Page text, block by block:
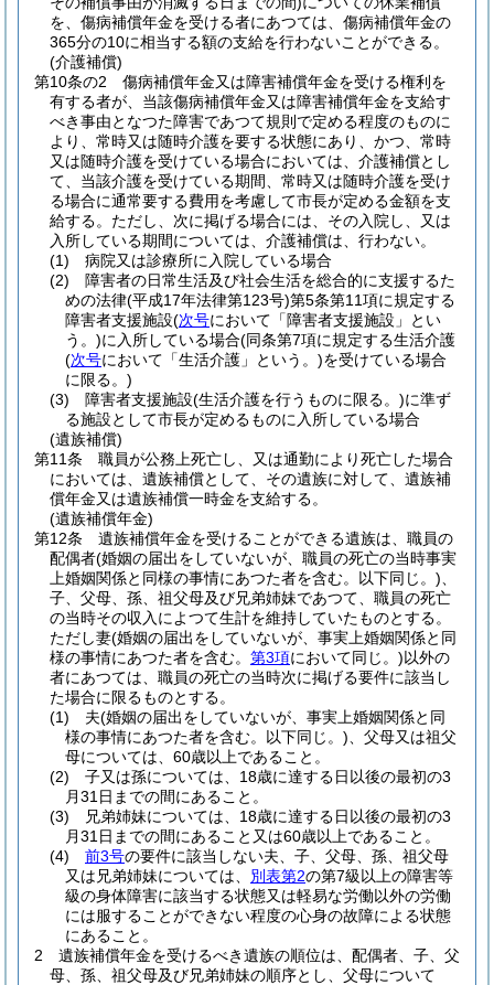
を、傷病補償年金を受ける者にあつては、傷病補償年金の
365分の10に相当する額の支給を行わないことができる。
(介護補償)
第10条の2
傷病補償年金又は障害補償年金を受ける権利を
有する者が、当該傷病補償年金又は障害補償年金を支給す
べき事由となつた障害であつて規則で定める程度のものに
より、常時又は随時介護を要する状態にあり、かつ、常時
又は随時介護を受けている場合においては、介護補償とし
て、当該介護を受けている期間、常時又は随時介護を受け
る場合に通常要する費用を考慮して市長が定める金額を支
給する。 ただし、次に掲げる場合には、その入院し、又は
入所している期間については、介護補償は、行わない。
(1)
病院又は診療所に入院している場合
(2)
障害者の日常生活及び社会生活を総合的に支援するた
めの法律(平成17年法律第123号)第5条第11項に規定する
障害者支援施設(次号において「障害者支援施設」とい
う。)に入所している場合(同条第7項に規定する生活介護
(次号において「生活介護」という。)を受けている場合
に限る。)
(3)
障害者支援施設(生活介護を行うものに限る。)に準ず
る施設として市長が定めるものに入所している場合
(遺族補償)
第11条
職員が公務上死亡し、又は通勤により死亡した場合
においては、遺族補償として、その遺族に対して、遺族補
償年金又は遺族補償一時金を支給する。
(遺族補償年金)
第12条
遺族補償年金を受けることができる遺族は、職員の
配偶者(婚姻の届出をしていないが、職員の死亡の当時事実
上婚姻関係と同様の事情にあつた者を含む。以下同じ。)
子、父母、孫、祖父母及び兄弟姉妹であつて、職員の死亡
の当時その収入によつて生計を維持していたものとする。
ただし妻(婚姻の届出をしていないが、事実上婚姻関係と同
様の事情にあつた者を含む。 第3項において同じ。)以外の
者にあつては、職員の死亡の当時次に掲げる要件に該当し
た場合に限るものとする。
(1)
夫(婚姻の届出をしていないが、事実上婚姻関係と同
様の事情にあつた者を含む。以下同じ。) 、父母又は祖父
母については、60歳以上であること。
(2)
子又は孫については、18歳に達する日以後の最初の3
月31日までの間にあること。
(3)
兄弟姉妹については、18歳に達する日以後の最初の3
月31日までの間にあること又は60歳以上であること。
(4)
前3号の要件に該当しない夫、子、父母、孫、祖父母
又は兄弟姉妹については、 別表第2の第7級以上の障害等
級の身体障害に該当する状態又は軽易な労働以外の労働
には服することができない程度の心身の故障による状態
にあること。
2
遺族補償年金を受けるべき遺族の順位は、配偶者、子、父
母、孫、祖父母及び兄弟姉妹の順序とし、父母について